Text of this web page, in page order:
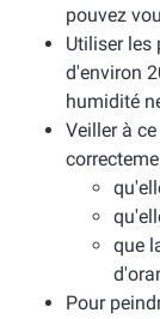
pouvez
Utiliser les
d'environ
humidité
Veiller à
que
Pour